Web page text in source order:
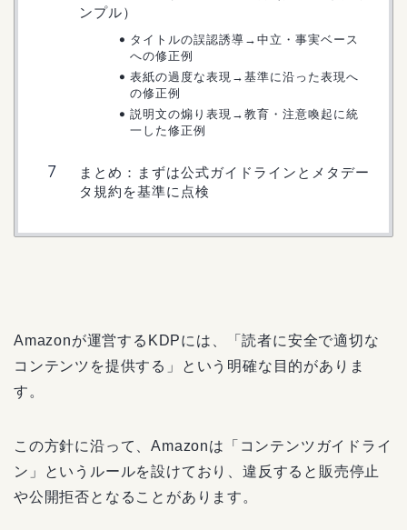
ンプル）
タイトルの誤認誘導→中立・事実ベース
への修正例
表紙の過度な表現→基準に沿った表現へ
の修正例
説明文の煽り表現→教育・注意喚起に統
一した修正例
まとめ：まずは公式ガイドラインとメタデー
タ規約を基準に点検
Amazonが運営するKDPには、「読者に安全で適切な
コンテンツを提供する」という明確な目的がありま
す。
この方針に沿って、Amazonは「コンテンツガイドライ
ン」というルールを設けており、違反すると販売停止
や公開拒否となることがあります。